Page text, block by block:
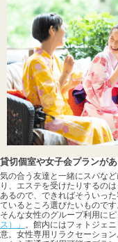
貸切個室や女子会プランが
気の合う友達と一緒にスパな
り、エステを受けたりするの
あるので、できればそういっ
ているところ選びたいものです
そんな女性のグループ利用に
ス）」 。館内にはフォトジェ
意。女性専用リラクセーショ